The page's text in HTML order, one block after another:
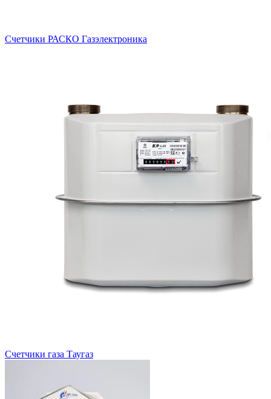
Счетчики РАСКО Газэлектроника
Счетчики газа Таугаз